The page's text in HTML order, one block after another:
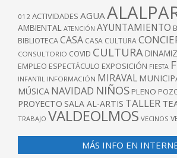
012 ACTIVIDADES AGUA
AMBIENTAL ATENCIÓN AYUNTAMIENTO
BIBLIOTECACASA CASA CULTURA
CONSULTORIO COVID CULTURA
EMPLEO ESPECTÁCULO EXPOSICIÓN FIESTA
INFANTIL INFORMACIÓN MIRAVAL
MÚSICA NAVIDAD NIÑOS PLENO
PROYECTO SALA AL-ARTIS TALLER
TRABAJO VALDEOLMOS VECINOS
MÁS INFO EN